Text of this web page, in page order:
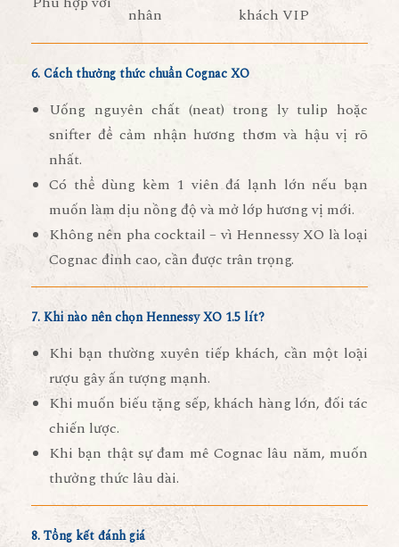
nhân
khách VIP
6. Cách thưởng thức chuẩn Cognac XO
Uống nguyên chất (neat) trong ly tulip hoặc
snifter để cảm nhận hương thơm và hậu vị rõ
nhất.
Có thểdùng kèm 1 viên đá lạnh lớn nếu bạn
muốn làm dịu nồng độ và mở lớp hương vị mới.
Không nên pha cocktail – vì Hennessy XO là loại
Cognac đỉnh cao, cần được trân trọng.
7. Khi nào nên chọn Hennessy XO 1.5 lít?
Khi bạn thường xuyên tiếp khách, cần một loại
rượu gây ấn tượng mạnh.
Khi muốn biếu tặng sếp, khách hàng lớn, đối tác
chiến lược.
Khi bạn thật sự đam mê Cognac lâu năm, muốn
thưởng thức lâu dài.
8. Tổng kết đánh giá